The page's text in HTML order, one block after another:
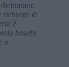
dichiarato:
richieste di
è
basata
o